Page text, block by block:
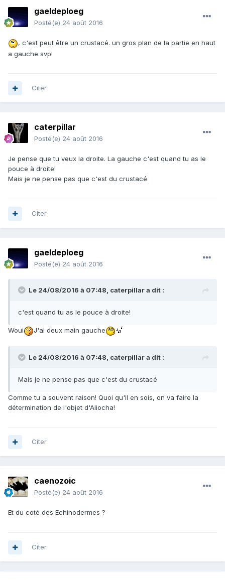
gaeldeploeg
Posté(e) 24 août 2016
, c'est peut être un crustacé. un gros plan de la partie en haut
a gauche svp!
Citer
caterpillar
Posté(e) 24 août 2016
Je pense que tu veux la droite. La gauche c'est quand tu as le
pouce à droite!
Mais je ne pense pas que c'est du crustacé
Citer
gaeldeploeg
Posté(e) 24 août 2016
Le 24/08/2016 à 07:48, caterpillara dit :
c'est quand tu as le pouce à droite!
Woui J'ai deux main gauche
Le 24/08/2016 à 07:48, caterpillara dit :
Mais je ne pense pas que c'est du crustacé
Comme tu a souvent raison! Quoi qu'il en sois, on va faire la
détermination de l'objet d'Aliocha!
Citer
caenozoic
Posté(e) 24 août 2016
Et du coté des Echinodermes ?
Citer